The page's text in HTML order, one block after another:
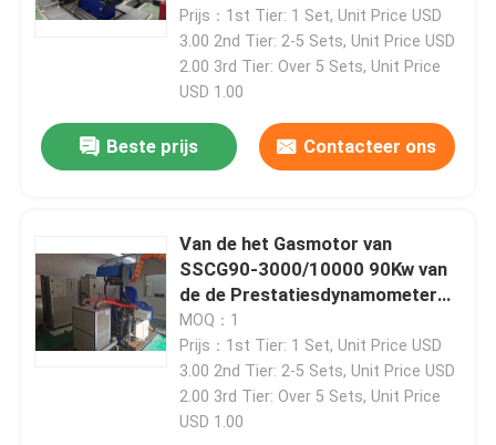
Prijs：1st Tier: 1 Set, Unit Price USD
3.00 2nd Tier: 2-5 Sets, Unit Price USD
2.00 3rd Tier: Over 5 Sets, Unit Price
USD 1.00
Beste prijs Contacteer ons
Van de het Gasmotor van
SSCG90-3000/10000 90Kw van
de de Prestatiesdynamometer
de Testbed
MOQ：1
Prijs：1st Tier: 1 Set, Unit Price USD
3.00 2nd Tier: 2-5 Sets, Unit Price USD
2.00 3rd Tier: Over 5 Sets, Unit Price
USD 1.00